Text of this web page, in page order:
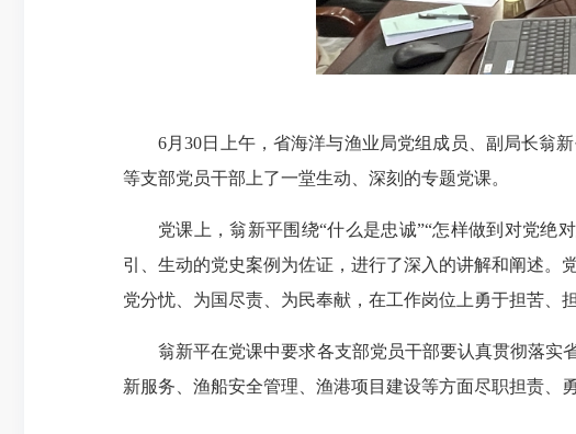
6月30日上午，省海洋与渔业局党组成员、副局长翁
等支部党员干部上了一堂生动、深刻的专题党课。
党课上，翁新平围绕“什么是忠诚”“怎样做到对党绝
引、生动的党史案例为佐证，进行了深入的讲解和阐述。
党分忧、为国尽责、为民奉献，在工作岗位上勇于担苦、
翁新平在党课中要求各支部党员干部要认真贯彻落实
新服务、渔船安全管理、渔港项目建设等方面尽职担责、